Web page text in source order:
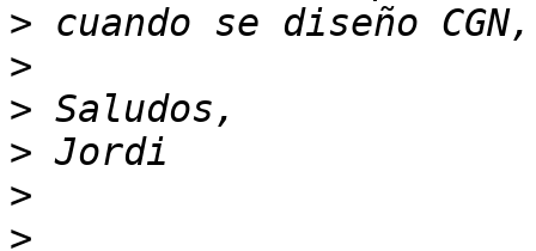
>
>
>
>
>
>